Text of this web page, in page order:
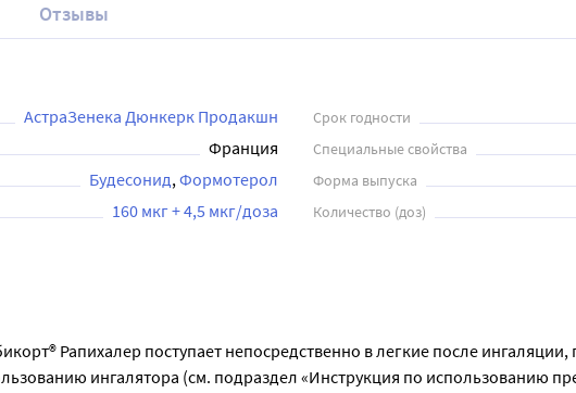
Отзывы
АстраЗенека Дюнкерк Продакшн Срок годности
Франция Специальные свойства
Будесонид Формотерол Форма выпуска
160 мкг + 4,5 мкг/доза Количество (доз)
Рапихалер поступает непосредственно в легкие после ингаляции,
ингалятора (см. подраздел «Инструкция по использованию